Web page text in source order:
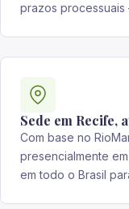
prazos
Sede em Recife,
Com base no
presencialmente
em todo o Brasil